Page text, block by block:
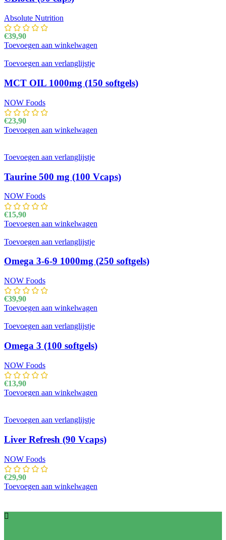
Absolute Nutrition
€39,90
Toevoegen aan winkelwagen
Toevoegen aan verlanglijstje
MCT OIL 1000mg (150 softgels)
NOW Foods
€23,90
Toevoegen aan winkelwagen
Toevoegen aan verlanglijstje
Taurine 500 mg (100 Vcaps)
NOW Foods
€15,90
Toevoegen aan winkelwagen
Toevoegen aan verlanglijstje
Omega 3-6-9 1000mg (250 softgels)
NOW Foods
€39,90
Toevoegen aan winkelwagen
Toevoegen aan verlanglijstje
Omega 3 (100 softgels)
NOW Foods
€13,90
Toevoegen aan winkelwagen
Toevoegen aan verlanglijstje
Liver Refresh (90 Vcaps)
NOW Foods
€29,90
Toevoegen aan winkelwagen